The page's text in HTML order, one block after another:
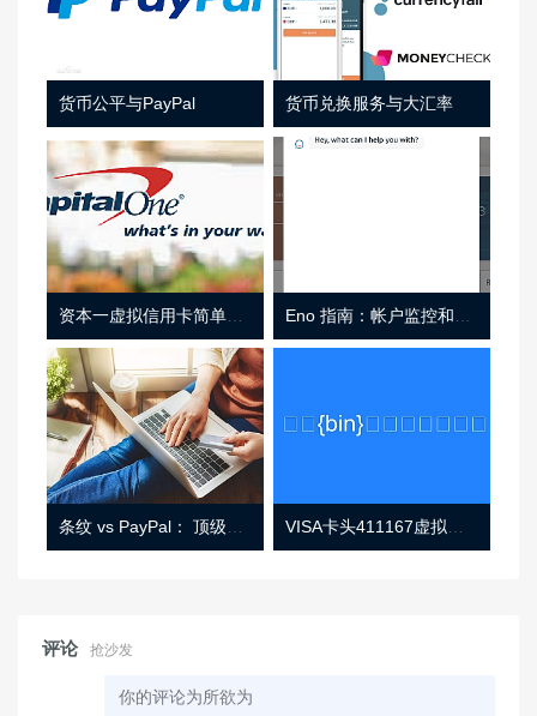
货币公平与PayPal 货币兑换服务与大汇率
资本一虚拟信用卡简单介绍
条纹 vs PayPal： 顶级功能， 定价 （和更多！ VISA卡头411167虚拟卡基础信息
评论 抢沙发